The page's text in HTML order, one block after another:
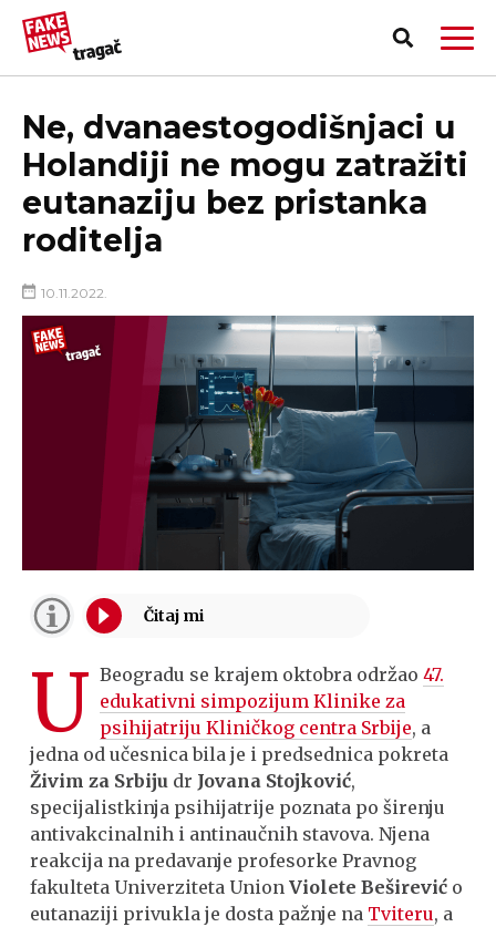
PRIJAVI LAŽNU VEST!
Ne, dvanaestogodišnjaci u
Holandiji ne mogu zatražiti
eutanaziju bez pristanka
roditelja
10.11.2022.
U Beogradu se krajem oktobra održao47.
edukativni simpozijum Klinike za
psihijatriju Kliničkog centra Srbije, a
jedna od učesnica bila je i predsednica pokreta
Živim za Srbiju dr Jovana Stojković,
specijalistkinja psihijatrije poznata po širenju
antivakcinalnih i antinaučnih stavova. Njena
reakcija na predavanje profesorke Pravnog
fakulteta Univerziteta UnionViolete Beširević o
eutanaziji privukla je dosta pažnje na Tviteru, a